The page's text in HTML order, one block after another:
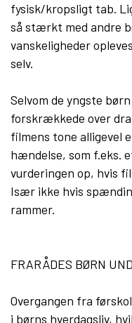
fysisk/kropsligt tab.
så stærkt med andre
vanskeligheder
selv.
Selvom de yngste
forskrækkede over
filmens tone alligevel
hændelse, som f.eks.
vurderingen op, hvis
Især ikke hvis
rammer.
FRARÅDES BØRN
Overgangen fra
i børns hverdagsliv,